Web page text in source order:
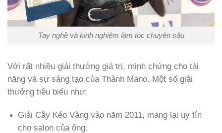
Tay nghề và kinh nghiệm làm tóc chuyên sâu
Với rất nhiều giải thưởng giá trị, minh chứng cho tài
năng và sự sáng tạo của Thành Mano. Một số giải
thưởng tiêu biểu như:
Giải Cây Kéo Vàng vào năm 2011, mang lại uy tín
cho salon của ông.